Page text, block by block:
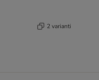
2 varianti